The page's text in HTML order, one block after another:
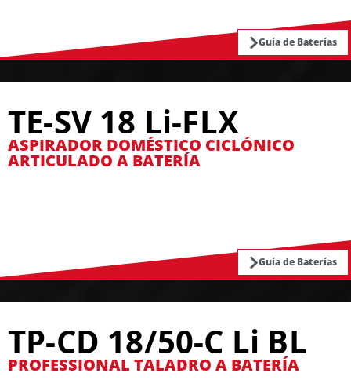
Guía de Baterías
TE-SV 18 Li-FLX
ASPIRADOR DOMÉSTICO CICLÓNICO
ARTICULADO A BATERÍA
Guía de Baterías
TP-CD 18/50-C Li BL
PROFESSIONAL TALADRO A BATERÍA